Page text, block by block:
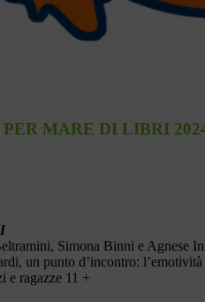
PER MARE DI LIBRI
Simona Binni e Agnese
un punto d’incontro:
e ragazze 11 +